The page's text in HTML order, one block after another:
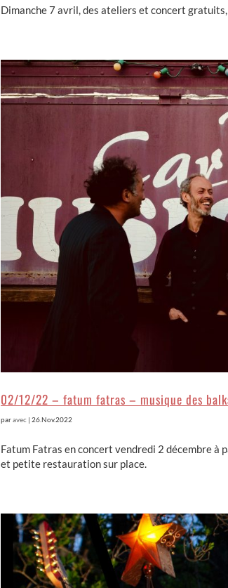
Dimanche 7 avril, des ateliers et concert
02/12/22 – fatum fatras – musique des
paravec | 26.Nov.2022
Fatum Fatras en concert vendredi 2 décembre
et petite restauration sur place.